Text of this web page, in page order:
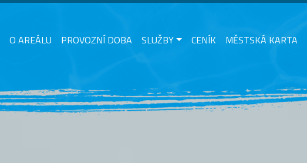
O AREÁLU PROVOZNÍ DOBA SLUŽBY CENÍK MĚSTSKÁ KARTA